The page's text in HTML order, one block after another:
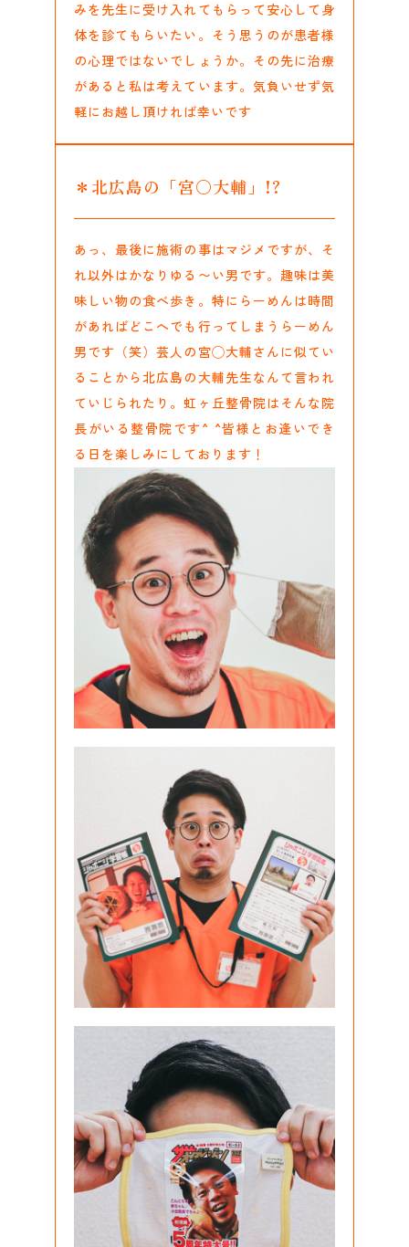
みを先生に受け入れてもらって安心して身
体を診てもらいたい。そう思うのが患者様
の心理ではないでしょうか。その先に治療
があると私は考えています。気負いせず気
軽にお越し頂ければ幸いです
＊北広島の「宮○大輔」!?
あっ、最後に施術の事はマジメですが、そ
れ以外はかなりゆる〜い男です。趣味は美
味しい物の食べ歩き。特にらーめんは時間
があればどこへでも行ってしまうらーめん
男です（笑）芸人の宮◯大輔さんに似てい
ることから北広島の大輔先生なんて言われ
ていじられたり。虹ヶ丘整骨院はそんな院
長がいる整骨院です^ ^皆様とお逢いでき
る日を楽しみにしております！